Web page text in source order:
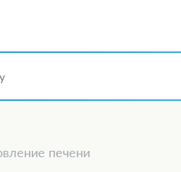
печени